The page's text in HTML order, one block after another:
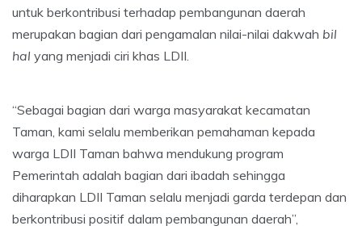
untuk berkontribusi terhadap pembangunan daerah
merupakan bagian dari pengamalan nilai-nilai dakwah bil
hal yang menjadi ciri khas LDII.
“Sebagai bagian dari warga masyarakat kecamatan
Taman, kami selalu memberikan pemahaman kepada
warga LDII Taman bahwa mendukung program
Pemerintah adalah bagian dari ibadah sehingga
diharapkan LDII Taman selalu menjadi garda terdepan dan
berkontribusi positif dalam pembangunan daerah”,